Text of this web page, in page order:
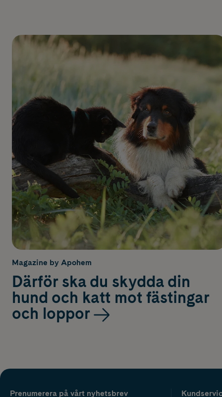
Magazine by Apohem
Därför ska du skydda din
hund och katt mot fästingar
och loppor
Prenumerera på vårt nyhetsbrev